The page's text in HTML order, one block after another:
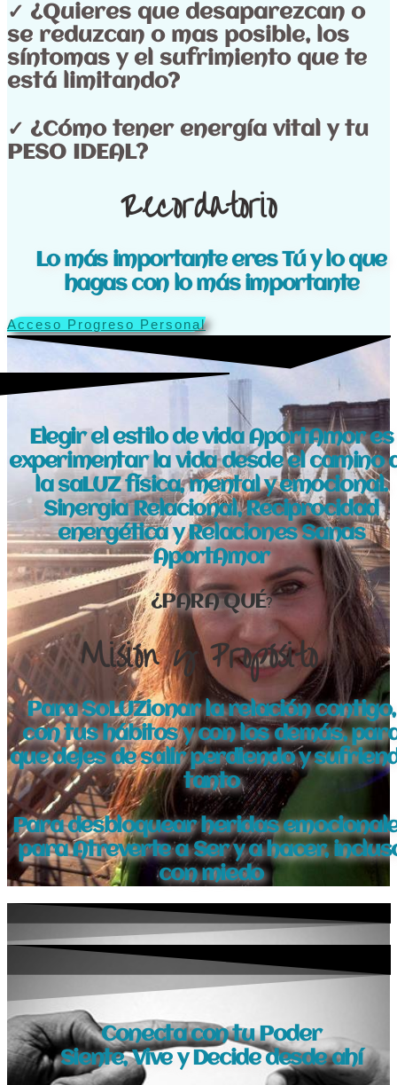
✓ ¿Quieres que desaparezcan o
se reduzcan o mas posible, los
síntomas y el sufrimiento que te
está limitando?
✓ ¿Cómo tener energía vital y tu
PESO IDEAL?
Recordatorio
Lo más importante eres Tú y lo que
hagas con lo más importante
Acceso Progreso Personal
Elegir el estilo de vida AportAmor es
experimentar la vida desde el camino
la saLUZ física, mental y emocional.
Sinergia Relacional, Reciprocidad
energética y Relaciones Sanas
AportAmor
¿PARA QUÉ?
Misión y Propósito
Para SoLUZionar la relación contigo,
con tus hábitos y con los demás,
que dejes de salir perdiendo y
tanto
Para desbloquear heridas
para Atreverte a Ser y a hacer,
con miedo
Conecta con tu Poder
Siente, Vive y Decide desde ahí